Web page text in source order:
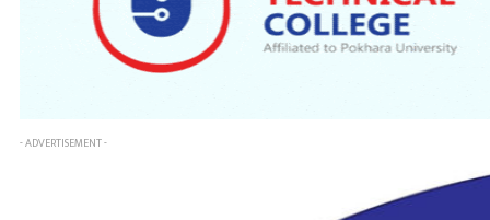
- ADVERTISEMENT -